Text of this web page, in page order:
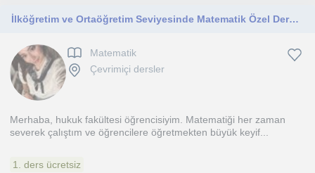
İlköğretim ve Ortaöğretim Seviyesinde Matematik Özel Dersi | Başarı Odaklı Eğitim
Matematik
Çevrimiçi dersler
Merhaba, hukuk fakültesi öğrencisiyim. Matematiği her zaman
severek çalıştım ve öğrencilere öğretmekten büyük keyif...
1. ders ücretsiz